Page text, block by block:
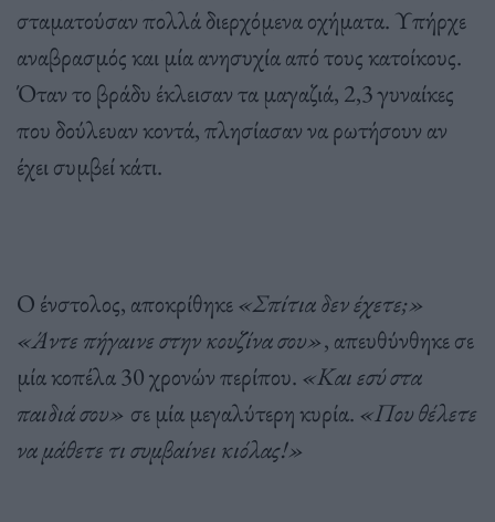
σταματούσαν πολλά διερχόμενα οχήματα. Υπήρχε
αναβρασμός και μία ανησυχία από τους κατοίκους.
Όταν το βράδυ έκλεισαν τα μαγαζιά, 2,3 γυναίκες
που δούλευαν κοντά, πλησίασαν να ρωτήσουν αν
έχει συμβεί κάτι.
Ο ένστολος, αποκρίθηκε«Σπίτια δεν έχετε;»
«Άντε πήγαινε στην κουζίνα σου», απευθύνθηκε σε
μία κοπέλα 30 χρονών περίπου. «Και εσύ στα
παιδιά σου» σε μία μεγαλύτερη κυρία. «Που θέλετε
να μάθετε τι συμβαίνει κιόλας!»